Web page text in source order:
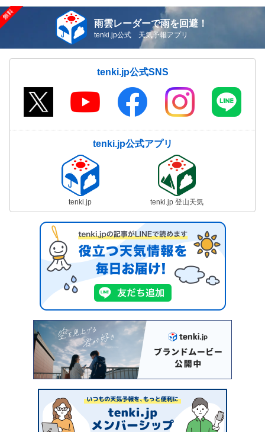
雨雲レーダーで雨を回避！
tenki.jp公式 天気予報アプリ
tenki.jp公式SNS
tenki.jp公式アプリ
tenki.jp tenki.jp 登山天気